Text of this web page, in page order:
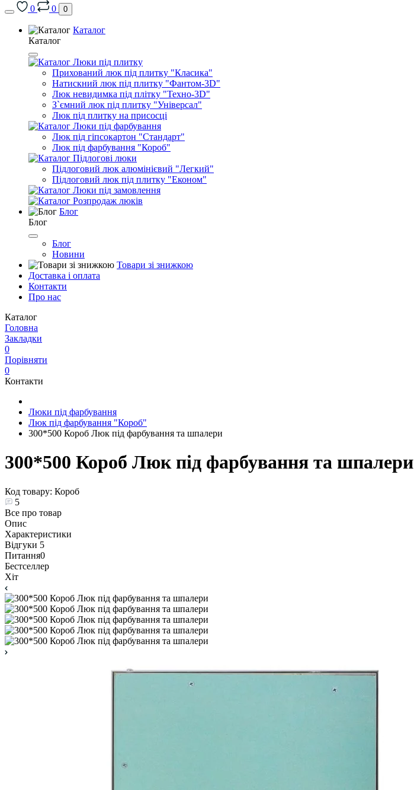
0
0 0
Каталог
Каталог
Люки під плитку
Прихований люк під плитку "Класика"
Натискний люк під плитку "Фантом-3D"
Люк невидимка під плітку "Техно-3D"
З`ємний люк під плитку "Універсал"
Люк під плитку на присосці
Люки під фарбування
Люк під гіпсокартон "Стандарт"
Люк під фарбування "Короб"
Підлогові люки
Підлоговий люк алюмінієвий "Легкий"
Підлоговий люк під плитку "Економ"
Люки під замовлення
Розпродаж люків
Блог
Блог
Блог
Новини
Товари зі знижкою
Доставка і оплата
Контакти
Про нас
Каталог
Головна
Закладки
0
Порівняти
0
Контакти
Люки під фарбування
Люк під фарбування "Короб"
300*500 Короб Люк під фарбування та шпалери
300*500 Короб Люк під фарбування та шпалери
Код товару: Короб
5
Все про товар
Опис
Характеристики
Відгуки 5
Питання0
Бестселлер
Хіт